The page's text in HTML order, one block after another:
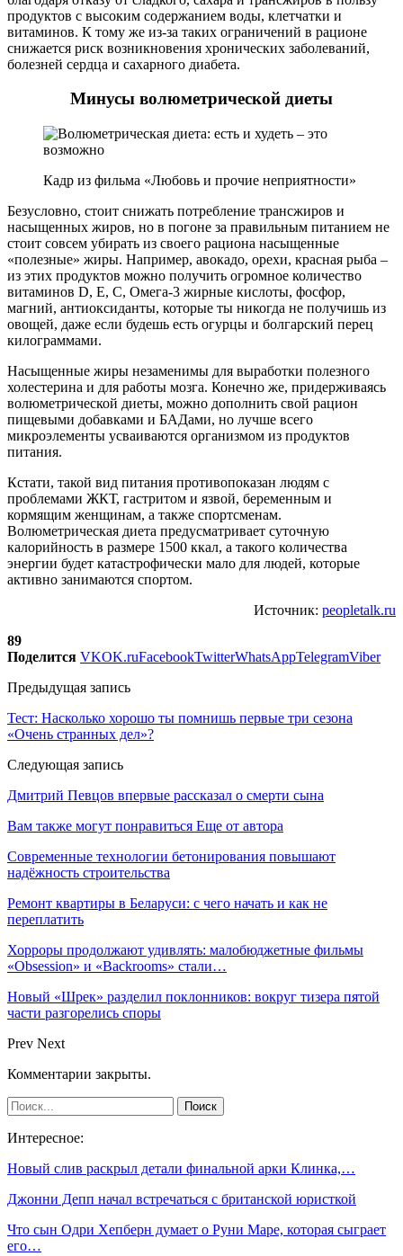
продуктов с высоким содержанием воды, клетчатки и
витаминов. К тому же из-за таких ограничений в рационе
снижается риск возникновения хронических заболеваний,
болезней сердца и сахарного диабета.
Минусы волюметрической диеты
Кадр из фильма «Любовь и прочие неприятности»
Безусловно, стоит снижать потребление трансжиров и
насыщенных жиров, но в погоне за правильным питанием не
стоит совсем убирать из своего рациона насыщенные
«полезные» жиры. Например, авокадо, орехи, красная рыба –
из этих продуктов можно получить огромное количество
витаминов D, E, C, Омега-3 жирные кислоты, фосфор,
магний, антиоксиданты, которые ты никогда не получишь из
овощей, даже если будешь есть огурцы и болгарский перец
килограммами.
Насыщенные жиры незаменимы для выработки полезного
холестерина и для работы мозга. Конечно же, придерживаясь
волюметрической диеты, можно дополнить свой рацион
пищевыми добавками и БАДами, но лучше всего
микроэлементы усваиваются организмом из продуктов
питания.
Кстати, такой вид питания противопоказан людям с
проблемами ЖКТ, гастритом и язвой, беременным и
кормящим женщинам, а также спортсменам.
Волюметрическая диета предусматривает суточную
калорийность в размере 1500 ккал, а такого количества
энергии будет катастрофически мало для людей, которые
активно занимаются спортом.
Источник: peopletalk.ru
89
Поделится VKOK.ruFacebookTwitterWhatsAppTelegramViber
Предыдущая запись
Тест: Насколько хорошо ты помнишь первые три сезона
«Очень странных дел»?
Следующая запись
Дмитрий Певцов впервые рассказал о смерти сына
Вам также могут понравиться Еще от автора
Современные технологии бетонирования повышают
надёжность строительства
Ремонт квартиры в Беларуси: с чего начать и как не
переплатить
Хорроры продолжают удивлять: малобюджетные фильмы
«Obsession» и «Backrooms» стали…
Новый «Шрек» разделил поклонников: вокруг тизера пятой
части разгорелись споры
Prev Next
Комментарии закрыты.
Интересное:
Новый слив раскрыл детали финальной арки Клинка,…
Джонни Депп начал встречаться с британской юристкой
Что сын Одри Хепберн думает о Руни Маре, которая сыграет
его…